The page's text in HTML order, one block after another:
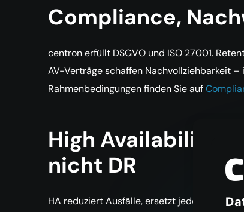
Compliance,
centron erfüllt DSGVO und ISO 27001.
AV-Verträge schaffen Nachvollziehbarkeit
Rahmenbedingungen finden Sie auf
High Availability
nicht DR
HA reduziert Ausfälle, ersetzt jedoch kein